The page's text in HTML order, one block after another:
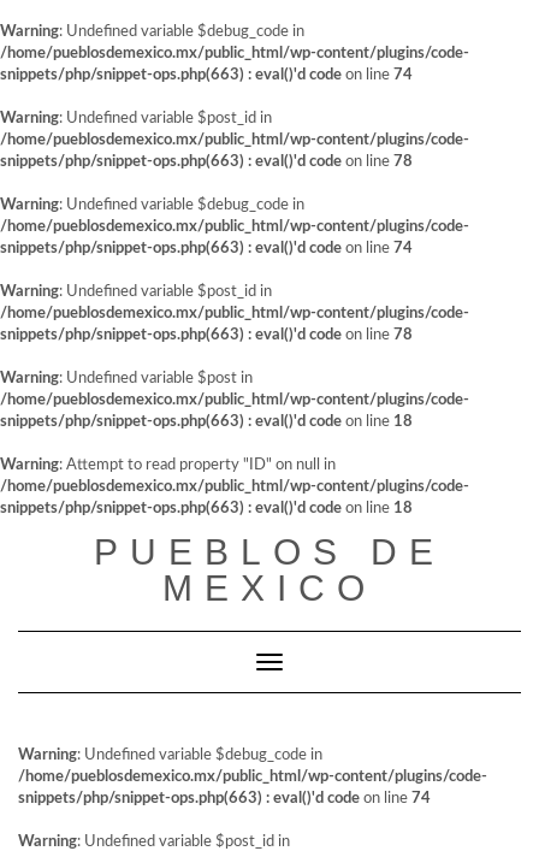
Warning: Undefined variable $debug_code in
/home/pueblosdemexico.mx/public_html/wp-content/plugins/code-
snippets/php/snippet-ops.php(663) : eval()'d code on line 74
Warning: Undefined variable $post_id in
/home/pueblosdemexico.mx/public_html/wp-content/plugins/code-
snippets/php/snippet-ops.php(663) : eval()'d code on line 78
Warning: Undefined variable $debug_code in
/home/pueblosdemexico.mx/public_html/wp-content/plugins/code-
snippets/php/snippet-ops.php(663) : eval()'d code on line 74
Warning: Undefined variable $post_id in
/home/pueblosdemexico.mx/public_html/wp-content/plugins/code-
snippets/php/snippet-ops.php(663) : eval()'d code on line 78
Warning: Undefined variable $post in
/home/pueblosdemexico.mx/public_html/wp-content/plugins/code-
snippets/php/snippet-ops.php(663) : eval()'d code on line 18
Warning: Attempt to read property "ID" on null in
/home/pueblosdemexico.mx/public_html/wp-content/plugins/code-
snippets/php/snippet-ops.php(663) : eval()'d code on line 18
PUEBLOS DE
MEXICO
Cambiar modo de navegación
Warning: Undefined variable $debug_code in
/home/pueblosdemexico.mx/public_html/wp-content/plugins/code-
snippets/php/snippet-ops.php(663) : eval()'d code on line 74
Warning: Undefined variable $post_id in